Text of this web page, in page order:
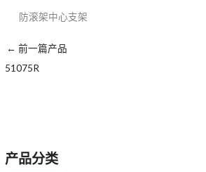
产品分类
防滚架中心支架
← 前一篇产品
51075R